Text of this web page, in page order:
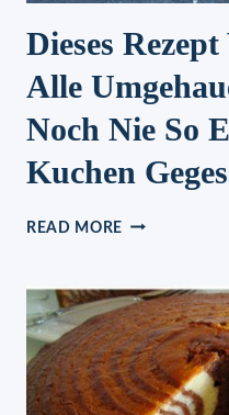
Dieses
Alle
Noch Nie So
Kuchen
READ MORE DIESES
OMA
HAT
ALLE
ICH
HABE